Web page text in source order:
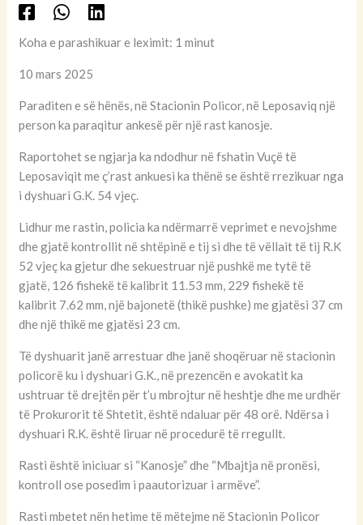
Koha e parashikuar e leximit: 1 minut
10 mars 2025
Paraditen e së hënës, në Stacionin Policor, në Leposaviq një
person ka paraqitur ankesë për një rast kanosje.
Raportohet se ngjarja ka ndodhur në fshatin Vuçë të
Leposaviqit me ç’rast ankuesi ka thënë se është rrezikuar nga
i dyshuari G.K. 54 vjeç.
Lidhur me rastin, policia ka ndërmarrë veprimet e nevojshme
dhe gjatë kontrollit në shtëpinë e tij si dhe të vëllait të tij R.K
52 vjeç ka gjetur dhe sekuestruar një pushkë me tytë të
gjatë, 126 fishekë të kalibrit 11.53 mm, 229 fishekë të
kalibrit 7.62 mm, një bajonetë (thikë pushke) me gjatësi 37 cm
dhe një thikë me gjatësi 23 cm.
Të dyshuarit janë arrestuar dhe janë shoqëruar në stacionin
policorë ku i dyshuari G.K., në prezencën e avokatit ka
ushtruar të drejtën për t’u mbrojtur në heshtje dhe me urdhër
të Prokurorit të Shtetit, është ndaluar për 48 orë. Ndërsa i
dyshuari R.K. është liruar në procedurë të rregullt.
Rasti është iniciuar si “Kanosje” dhe “Mbajtja në pronësi,
kontroll ose posedim i paautorizuar i armëve”.
Rasti mbetet nën hetime të mëtejme në Stacionin Policor